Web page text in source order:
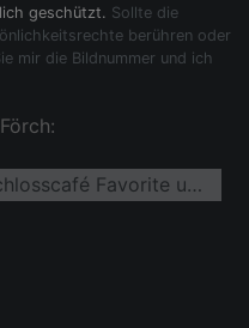
geschützt. Sollte die
berühren oder
mir die Bildnummer und ich
Schloss Favorite Rastatt, Schlosscafé Favorite und Eremitage Rastatt